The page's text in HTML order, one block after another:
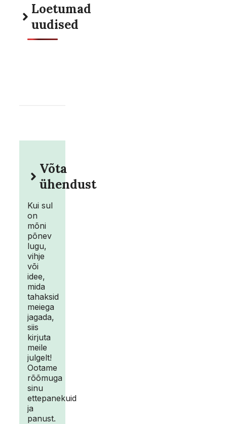
Loetumad
uudised
Võta
ühendust
Kui sul
on
mõni
põnev
lugu,
vihje
või
idee,
mida
tahaksid
meiega
jagada,
siis
kirjuta
meile
julgelt!
Ootame
rõõmuga
sinu
ettepanekuid
ja
panust.